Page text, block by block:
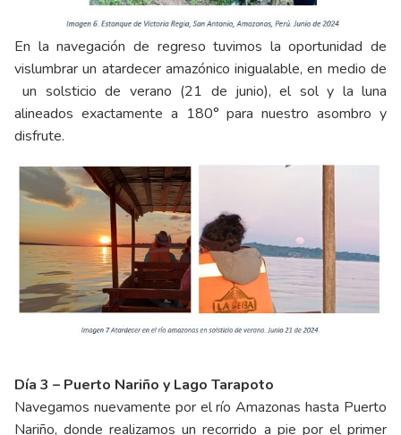
En la navegación de regreso tuvimos la oportunidad de
vislumbrar un atardecer amazónico inigualable, en medio de
un solsticio de verano (21 de junio), el sol y la luna
alineados exactamente a 180° para nuestro asombro y
disfrute.
Día 3 – Puerto Nariño y Lago Tarapoto
Navegamos nuevamente por el río Amazonas hasta Puerto
Nariño, donde realizamos un recorrido a pie por el primer